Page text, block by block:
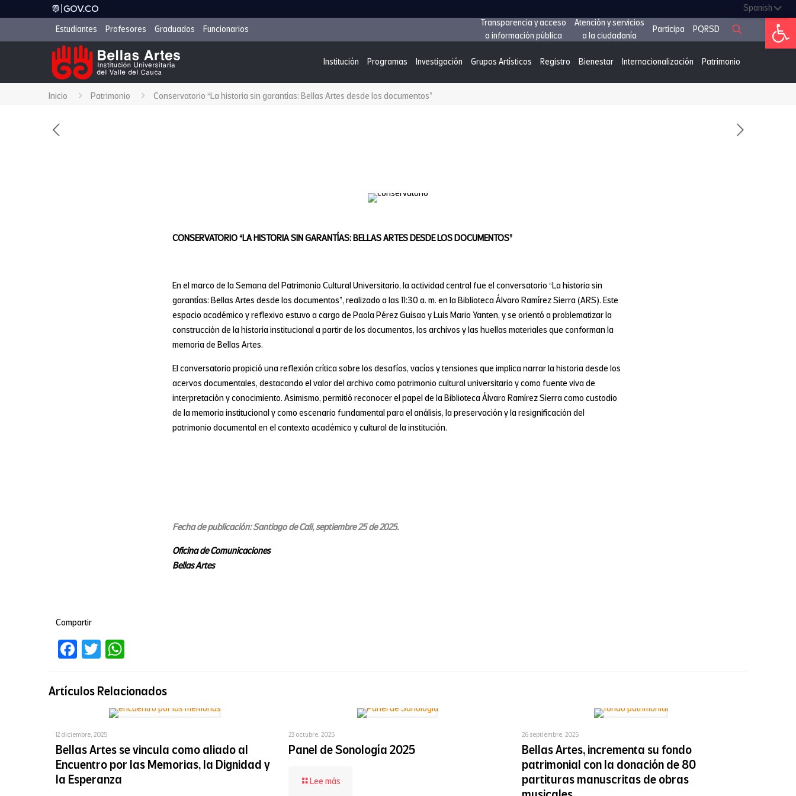
Abrir
Estudiantes Profesores Graduados Funcionarios
Transparencia y acceso
a información pública
Atención y servicios
a la ciudadanía
Participa PQRSD
Institución Programas Investigación Grupos Artísticos Registro Bienestar Internacionalización Patrimonio
Inicio Patrimonio Conservatorio “La historia sin garantías: Bellas Artes desde los documentos”
CONSERVATORIO “LA HISTORIA SIN GARANTÍAS: BELLAS ARTES DESDE LOS DOCUMENTOS”
En el marco de la Semana del Patrimonio Cultural Universitario, la actividad central fue el conversatorio “La historia sin
garantías: Bellas Artes desde los documentos”, realizado a las 11:30 a. m. en la Biblioteca Álvaro Ramírez Sierra (ARS). Este
espacio académico y reflexivo estuvo a cargo de Paola Pérez Guisao y Luis Mario Yanten, y se orientó a problematizar la
construcción de la historia institucional a partir de los documentos, los archivos y las huellas materiales que conforman la
memoria de Bellas Artes.
El conversatorio propició una reflexión crítica sobre los desafíos, vacíos y tensiones que implica narrar la historia desde los
acervos documentales, destacando el valor del archivo como patrimonio cultural universitario y como fuente viva de
interpretación y conocimiento. Asimismo, permitió reconocer el papel de la Biblioteca Álvaro Ramírez Sierra como custodio
de la memoria institucional y como escenario fundamental para el análisis, la preservación y la resignificación del
patrimonio documental en el contexto académico y cultural de la institución.
Fecha de publicación: Santiago de Cali, septiembre 25 de 2025.
Oficina de Comunicaciones
Bellas Artes
Compartir
Facebook
TwitterWhatsApp
Artículos Relacionados
12 diciembre, 2025
Bellas Artes se vincula como aliado al
Encuentro por las Memorias, la Dignidad y
la Esperanza
23 octubre, 2025
Panel de Sonología 2025
Lee más
26 septiembre, 2025
Bellas Artes, incrementa su fondo
patrimonial con la donación de 80
partituras manuscritas de obras